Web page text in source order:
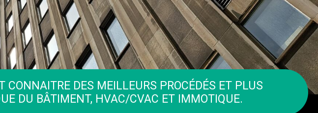
CONNAITRE DES MEILLEURS PROCÉDÉS ET PLUS
DU BÂTIMENT, HVAC/CVAC ET IMMOTIQUE.